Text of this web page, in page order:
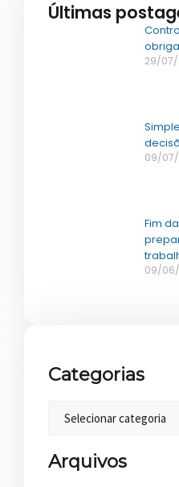
Últimas
29/
09/
Fim
09/
Categorias
Arquivos